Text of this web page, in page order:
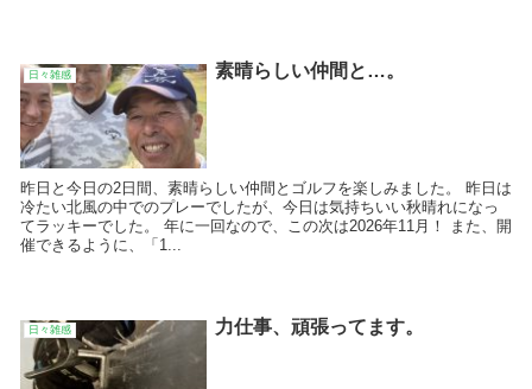
日々雑感 素晴らしい仲間と…。
昨日と今日の2日間、素晴らしい仲間とゴルフを楽しみました。 昨日は
冷たい北風の中でのプレーでしたが、今日は気持ちいい秋晴れになっ
てラッキーでした。 年に一回なので、この次は2026年11月！ また、開
催できるように、「1...
日々雑感 力仕事、頑張ってます。